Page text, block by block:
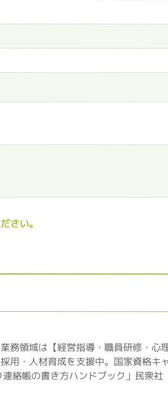
さい。
務領域は【経営指導・職員研修・心
用・人材育成を支援中。国家資格キ
絡帳の書き方ハンドブック」民衆